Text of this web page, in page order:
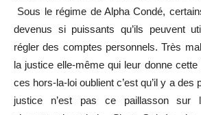
Sous le régime de Alpha Condé,
devenus si puissants qu’ils peuvent
régler des comptes personnels. Très
la justice elle-même qui leur donne
ces hors-la-loi oublient c’est qu’il y a des
justice n’est pas ce paillasson sur